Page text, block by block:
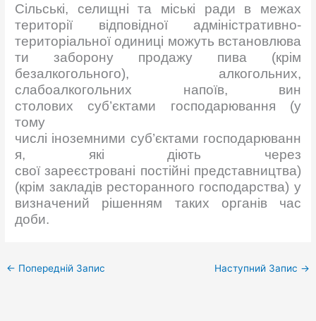
Сільські, селищні та міські ради в межах
території відповідної адміністративно-
територіальної одиниці можуть встановлюва
ти заборону продажу пива (крім
безалкогольного), алкогольних,
слабоалкогольних напоїв, вин
столових суб’єктами господарювання (у
тому
числі іноземними суб’єктами господарюванн
я, які діють через
свої зареєстровані постійні представництва)
(крім закладів ресторанного господарства) у
визначений рішенням таких органів час
доби.
← Попередній Запис Наступний Запис →